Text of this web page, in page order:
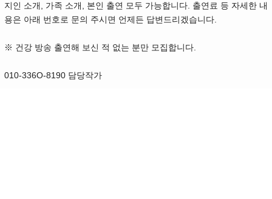
지인 소개, 가족 소개, 본인 출연 모두 가능합니다. 출연료 등 자세한 내
용은 아래 번호로 문의 주시면 언제든 답변드리겠습니다.
※ 건강 방송 출연해 보신 적 없는 분만 모집합니다.
010-336O-8190 담당작가